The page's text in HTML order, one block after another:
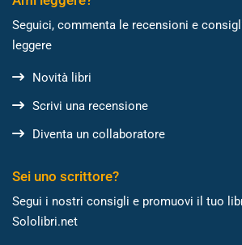
Seguici, commenta le recensioni e
leggere
Novità libri
Scrivi una recensione
Diventa un collaboratore
Sei uno scrittore?
Segui i nostri consigli e promuovi il tuo
Sololibri.net